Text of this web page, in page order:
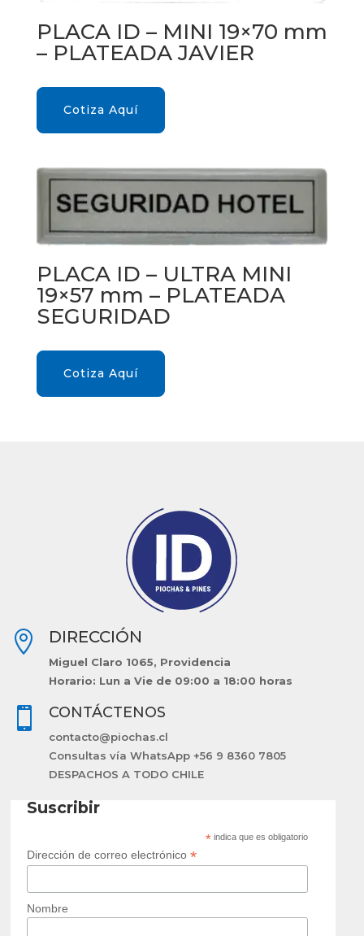
PLACA ID – MINI 19×70 mm
– PLATEADA JAVIER
Cotiza Aquí
PLACA ID – ULTRA MINI
19×57 mm – PLATEADA
SEGURIDAD
Cotiza Aquí
 DIRECCIÓN
Miguel Claro 1065, Providencia
Horario: Lun a Vie de 09:00 a 18:00 horas
 CONTÁCTENOS
contacto@piochas.cl
Consultas vía WhatsApp +56 9 8360 7805
DESPACHOS A TODO CHILE
Suscribir
* indica que es obligatorio
Dirección de correo electrónico*
Nombre